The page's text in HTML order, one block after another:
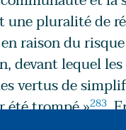
pluralité de
raison du
devant lequel
vertus de
été trompé »283.